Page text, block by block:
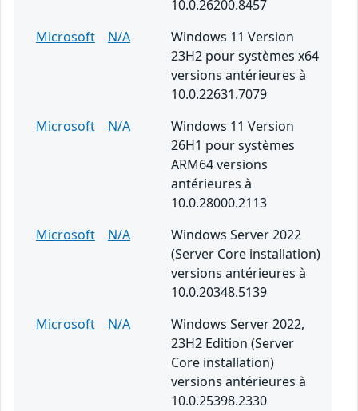
10.0.26200.8457
Microsoft
N/A
Windows 11 Version
23H2 pour systèmes x64
versions antérieures à
10.0.22631.7079
Microsoft
N/A
Windows 11 Version
26H1 pour systèmes
ARM64 versions
antérieures à
10.0.28000.2113
Microsoft
N/A
Windows Server 2022
(Server Core installation)
versions antérieures à
10.0.20348.5139
Microsoft
N/A
Windows Server 2022,
23H2 Edition (Server
Core installation)
versions antérieures à
10.0.25398.2330